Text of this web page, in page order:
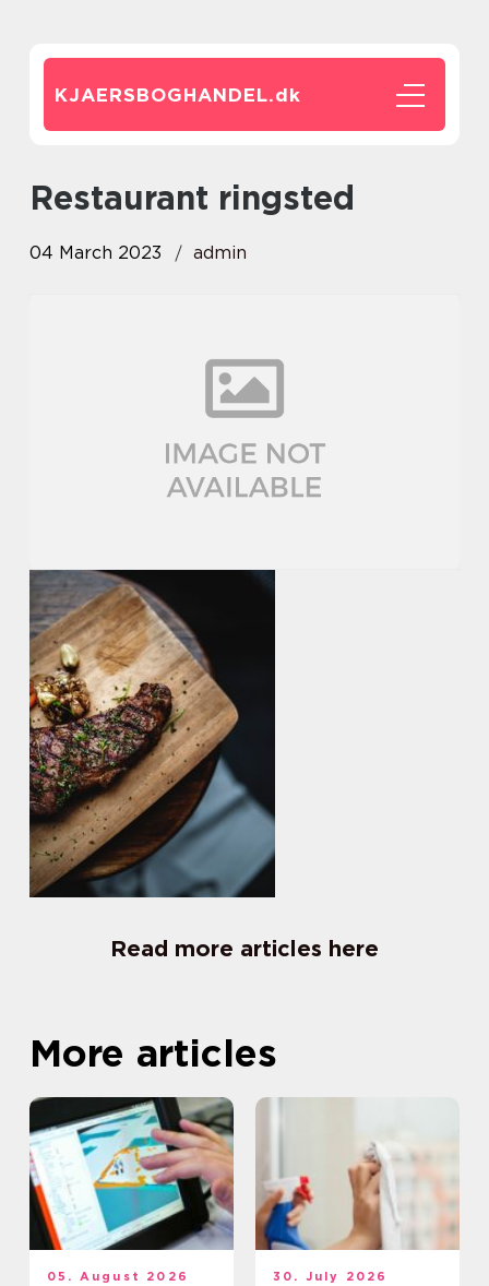
KJAERSBOGHANDEL.dk
restaurant ringsted
04 March 2023 admin
Read more articles here
More articles
05. August 2026 30. July 2026